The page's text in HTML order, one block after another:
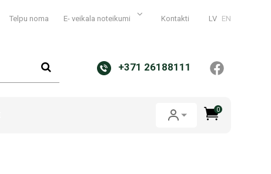
Telpu noma E- veikala noteikumi Kontakti LV EN
+371 26188111
0